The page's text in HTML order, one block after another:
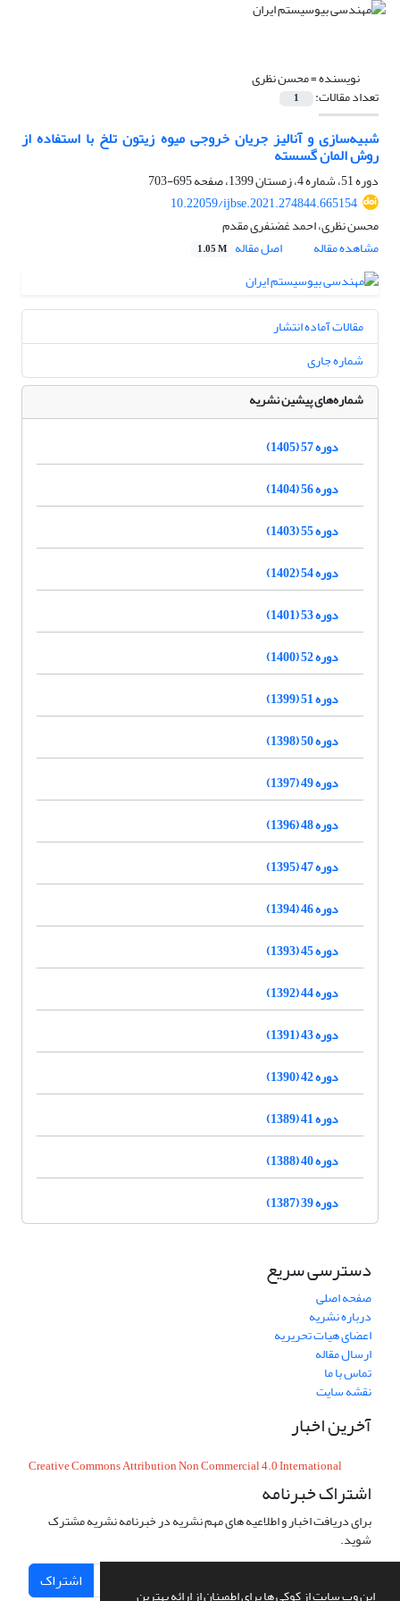
این وب سایت از کوکی ها برای اطمینان از ارائه بهترین
نویسنده =محسن نظری
تعداد مقالات: 1
شبیه‌سازی و آنالیز جریان خروجی میوه زیتون تلخ با استفاده از
روش المان گسسته
دوره 51، شماره 4، زمستان 1399، صفحه
695-703
10.22059/ijbse.2021.274844.665154
محسن نظری، احمد غضنفری مقدم
مشاهده مقاله
اصل مقاله 1.05 M
مقالات آماده انتشار
شماره جاری
شماره‌های پیشین نشریه
دوره 57 (1405)
دوره 56 (1404)
دوره 55 (1403)
دوره 54 (1402)
دوره 53 (1401)
دوره 52 (1400)
دوره 51 (1399)
دوره 50 (1398)
دوره 49 (1397)
دوره 48 (1396)
دوره 47 (1395)
دوره 46 (1394)
دوره 45 (1393)
دوره 44 (1392)
دوره 43 (1391)
دوره 42 (1390)
دوره 41 (1389)
دوره 40 (1388)
دوره 39 (1387)
دسترسی سریع
صفحه اصلی
درباره نشریه
اعضای هیات تحریریه
ارسال مقاله
تماس با ما
نقشه سایت
آخرین اخبار
Creative Commons Attribution Non Commercial 4.0 International
اشتراک خبرنامه
برای دریافت اخبار و اطلاعیه های مهم نشریه در خبرنامه نشریه مشترک
شوید.
اشتراک